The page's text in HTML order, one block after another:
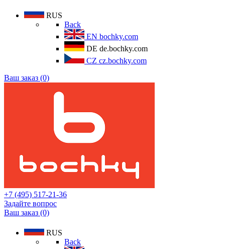
RUS
Back
EN bochky.com
DE de.bochky.com
CZ cz.bochky.com
Ваш заказ (0)
+7 (495) 517-21-36
Задайте вопрос
Ваш заказ (0)
RUS
Back